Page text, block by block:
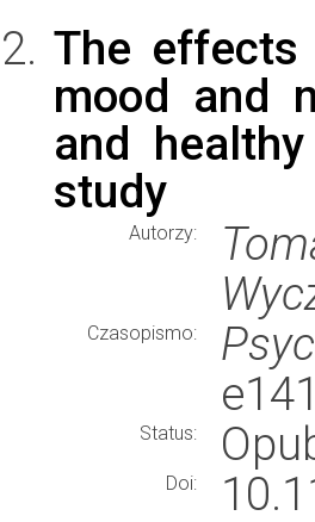
The effects
mood and
and
study
Autorzy:
Czasopismo:
Status:
Doi: